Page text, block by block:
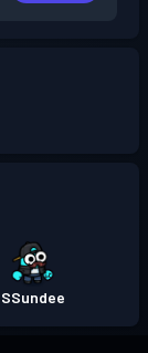
SSundee